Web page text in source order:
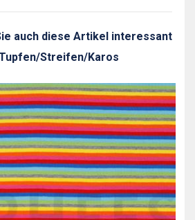
auch diese Artikel interessant
Streifen/Karos